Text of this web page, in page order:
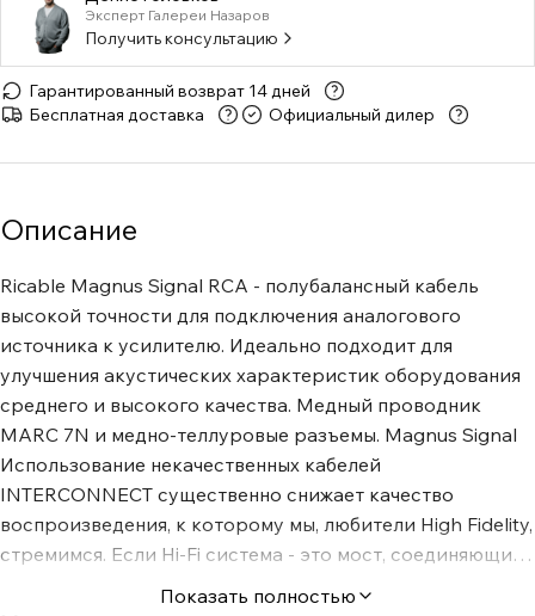
Эксперт Галереи Назаров
Получить консультацию
Гарантированный возврат 14 дней
Бесплатная доставка
Официальный дилер
Описание
Ricable Magnus Signal RCA - полубалансный кабель
высокой точности для подключения аналогового
источника к усилителю. Идеально подходит для
улучшения акустических характеристик оборудования
среднего и высокого качества. Медный проводник
MARC 7N и медно-теллуровые разъемы. Magnus Signal
Использование некачественных кабелей
INTERCONNECT существенно снижает качество
воспроизведения, к которому мы, любители High Fidelity,
стремимся. Если Hi-Fi система - это мост, соединяющий
эмоции ваших страстей с вашими чувствами, то и
Показать полностью